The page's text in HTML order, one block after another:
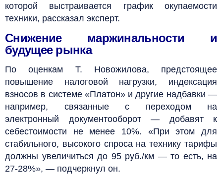
которой выстраивается график окупаемости
техники, рассказал эксперт.
Снижение маржинальности и
будущее рынка
По оценкам Т. Новожилова, предстоящее
повышение налоговой нагрузки, индексация
взносов в системе «Платон» и другие надбавки —
например, связанные с переходом на
электронный документооборот — добавят к
себестоимости не менее 10%. «При этом для
стабильного, высокого спроса на технику тарифы
должны увеличиться до 95 руб./км — то есть, на
27-28%», — подчеркнул он.